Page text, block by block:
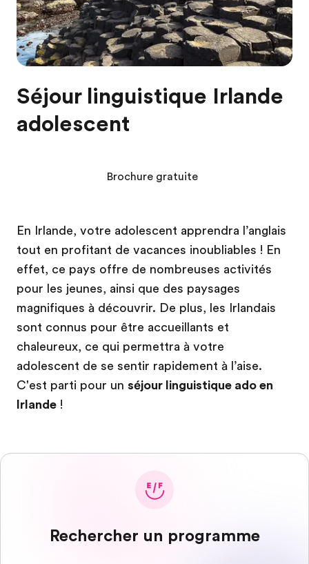
Rejoignez nos équipes
Séjour linguistique Irlande
adolescent
En Irlande, votre adolescent apprendra l’anglais
tout en profitant de vacances inoubliables ! En
effet, ce pays offre de nombreuses activités
pour les jeunes, ainsi que des paysages
magnifiques à découvrir. De plus, les Irlandais
sont connus pour être accueillants et
chaleureux, ce qui permettra à votre
adolescent de se sentir rapidement à l’aise.
C'est parti pour un séjour linguistique ado en
Irlande !
Brochure gratuite
Rechercher un programme